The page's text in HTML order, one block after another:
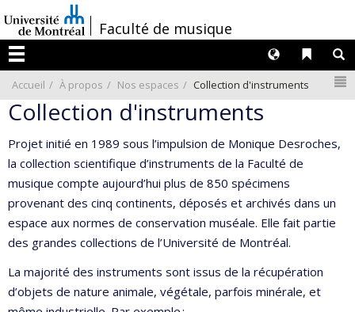
au
contenu
/Faculté de musique
Menu
Liens
Langues
Accueil À propos Nos espaces Collection d'instruments
Collection d'instruments
Projet initié en 1989 sous l’impulsion de Monique Desroches,
la collection scientifique d’instruments de la Faculté de
musique compte aujourd’hui plus de 850 spécimens
provenant des cinq continents, déposés et archivés dans un
espace aux normes de conservation muséale. Elle fait partie
des grandes collections de l’Université de Montréal.
La majorité des instruments sont issus de la récupération
d’objets de nature animale, végétale, parfois minérale, et